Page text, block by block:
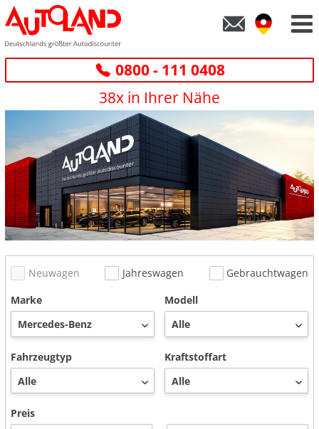
0800 - 111 0408
38x in Ihrer Nähe
Neuwagen Jahreswagen
Gebrauchtwagen
Marke
Modell
Fahrzeugtyp Kraftstoffart
Preis